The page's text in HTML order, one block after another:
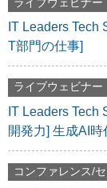
ライブウェビナー
IT Leaders Tech
T部門の仕事]
ライブウェビナー
IT Leaders Tech
開発力] 生成AI
コンファレンス/